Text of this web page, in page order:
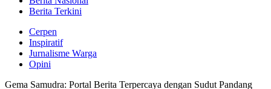
Berita Terkini
Cerpen
Inspiratif
Jurnalisme Warga
Opini
Gema Samudra: Portal Berita Terpercaya dengan Sudut Pandang